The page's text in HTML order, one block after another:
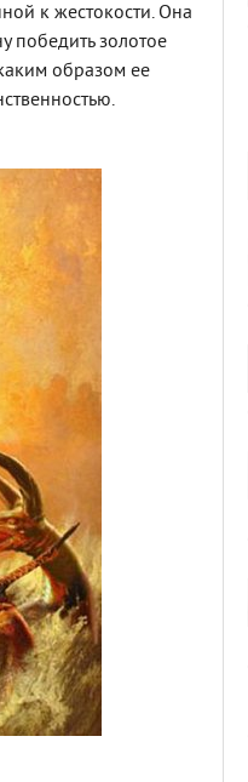
к жестокости. Она
победить золотое
образом ее